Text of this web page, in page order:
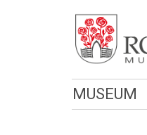
MUSEUM